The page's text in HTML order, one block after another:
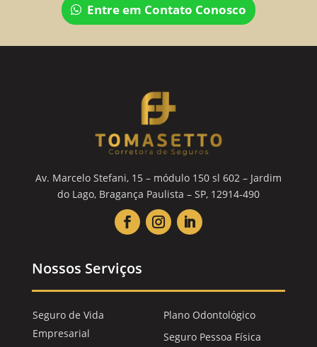
Entre em Contato Conosco
Av. Marcelo Stefani, 15 – módulo 150 sl 602 – Jardim
do Lago, Bragança Paulista – SP, 12914-490
Nossos Serviços
Seguro de Vida
Empresarial
Plano Odontológico
Seguro Pessoa Física